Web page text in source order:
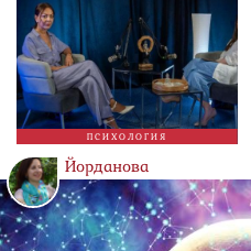
ПСИХОЛОГИЯ
Йорданова